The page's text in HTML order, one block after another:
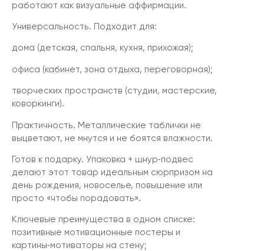
работают как визуальные аффирмации.
Универсальность. Подходит для:
дома (детская, спальня, кухня, прихожая);
офиса (кабинет, зона отдыха, переговорная);
творческих пространств (студии, мастерские,
коворкинги).
Практичность. Металлические таблички не
выцветают, не мнутся и не боятся влажности.
Готов к подарку. Упаковка + шнур‑подвес
делают этот товар идеальным сюрпризом на
день рождения, новоселье, повышение или
просто «чтобы порадовать».
Ключевые преимущества в одном списке:
позитивные мотивационные постеры и
картины‑мотиваторы на стену;